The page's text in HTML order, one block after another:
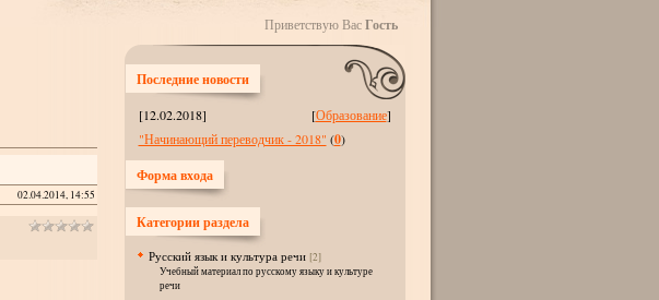
02.04.2014, 14:55
Приветствую Вас Гость
Последние новости
[12.02.2018] [Образование]
"Начинающий переводчик - 2018" (0)
Форма входа
Категории раздела
Русский язык и культура речи [2]
Учебный материал по русскому языку и культуре
речи